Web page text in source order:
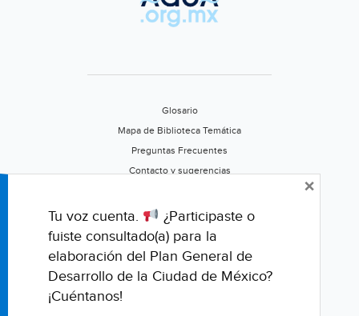
Glosario
Mapa de Biblioteca Temática
Preguntas Frecuentes
Contacto y sugerencias
Califica este portal
Tu voz cuenta.
¿Participaste o
fuiste consultado(a) para la
elaboración del Plan General de
Desarrollo de la Ciudad de México?
¡Cuéntanos!
×